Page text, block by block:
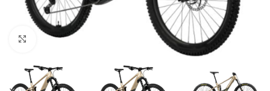
Click to enlarge